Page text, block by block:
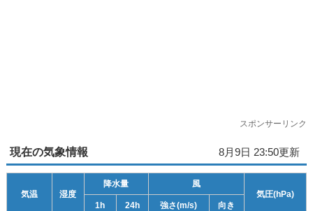
スポンサーリンク
現在の気象情報 8月9日 23:50更新
気温 湿度
降水量
風
気圧(hPa)
1h
24h 強さ(m/s) 向き